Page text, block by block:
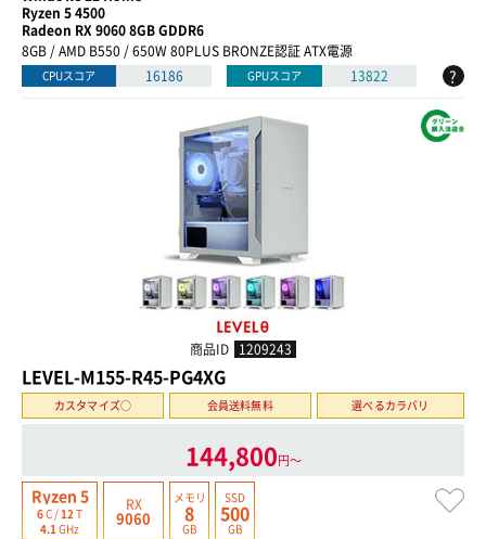
Ryzen 5 4500
Radeon RX 9060 8GB GDDR6
8GB / AMD B550 / 650W 80PLUS BRONZE認証 ATX電源
CPUスコア 16186 GPUスコア 13822 ?
商品ID 1209243
LEVEL-M155-R45-PG4XG
カスタマイズ○ 会員送料無料 選べるカラバリ
144,800円〜
Ryzen 5
6C /12T
4.1GHz
RX
9060
メモリ
8
GB
SSD
500
GB